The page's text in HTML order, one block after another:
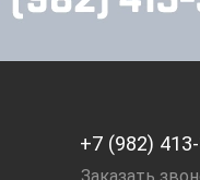
+7 (982)
Заказать